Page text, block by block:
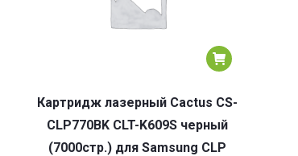
Картридж лазерный Cactus CS-
CLP770BK CLT-K609S черный
(7000стр.) для Samsung CLP